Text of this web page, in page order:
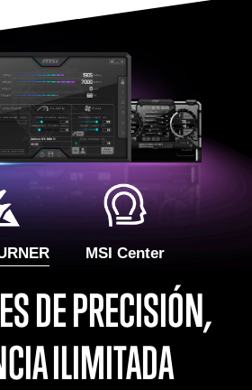
MSI Center
DE PRECISIÓN,
ILIMITADA